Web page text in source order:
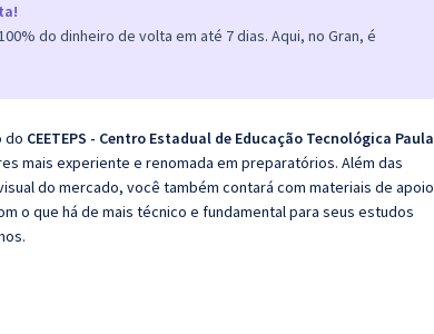
do dinheiro de volta em até 7 dias. Aqui, no Gran, é
do CEETEPS - Centro Estadual de Educação Tecnológica Paula
mais experiente e renomada em preparatórios. Além das
do mercado, você também contará com materiais de apoio
o que há de mais técnico e fundamental para seus estudos